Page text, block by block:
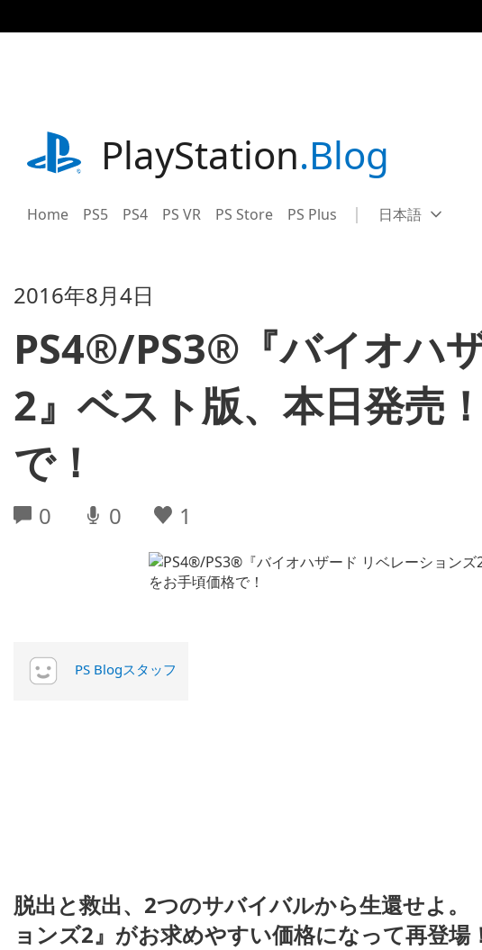
事
playstation.comPlayStation.Blog
Home PS5 PS4 PS VR PS Store PS Plus Select
Current
日本語
2016年8月4日
PS4®/PS3®『バイオハ
2』ベスト版、本日発売
で！
0 0 1
PS Blogスタッフ
脱出と救出、2つのサバイバルから生還せよ。
ョンズ2』がお求めやすい価格になって再登場